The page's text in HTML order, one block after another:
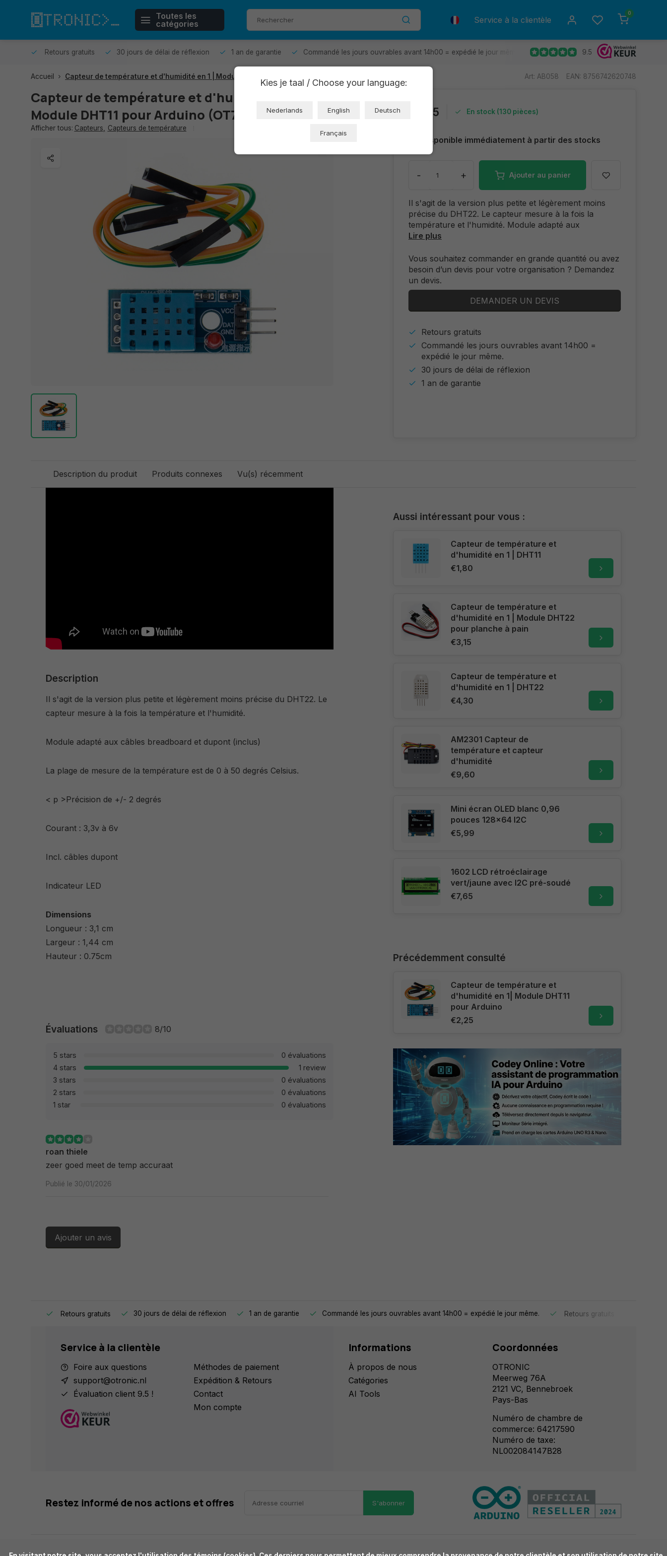
Toutes les
catégories
Service à la clientèle
0
Retours gratuits 30 jours de délai de réflexion 1 an de garantie Commandé les jours ouvrables avant 14h00 = expédié le jour même. Retours gratuits 30 jours de
9.5
Accueil Capteur de température et d'humidité en 1 | Module DHT11 pour Arduino Art: AB058 EAN: 8756742620748
Capteur de température et d'humidité en 1 |
Module DHT11 pour Arduino (OT714-D61)
Afficher tous: Capteurs Capteurs de température
€2,25 En stock (130 pièces)
Disponible immédiatement à partir des stocks
- + Ajouter au panier
Il s'agit de la version plus petite et légèrement moins
précise du DHT22. Le capteur mesure à la fois la
température et l'humidité. Module adapté aux
Lire plus
Vous souhaitez commander en grande quantité ou avez
besoin d’un devis pour votre organisation ? Demandez
un devis.
DEMANDER UN DEVIS
Retours gratuits
Commandé les jours ouvrables avant 14h00 =
expédié le jour même.
30 jours de délai de réflexion
1 an de garantie
Description du produit Produits connexes Vu(s) récemment
Description
Il s'agit de la version plus petite et légèrement moins précise du DHT22. Le
capteur mesure à la fois la température et l'humidité.
Module adapté aux câbles breadboard et dupont (inclus)
La plage de mesure de la température est de 0 à 50 degrés Celsius.
< p >Précision de +/- 2 degrés
Courant : 3,3v à 6v
Incl. câbles dupont
Indicateur LED
Dimensions
Longueur : 3,1 cm
Largeur : 1,44 cm
Hauteur : 0.75cm
Évaluations 8/10
5 stars
0 évaluations
4 stars
1 review
3 stars
0 évaluations
2 stars
0 évaluations
1 star
0 évaluations
roan thiele
zeer goed meet de temp accuraat
Publié le 30/01/2026
Ajouter un avis
Aussi intéressant pour vous :
Capteur de température et
d'humidité en 1 | DHT11
€1,80
Capteur de température et
d'humidité en 1 | Module DHT22
pour planche à pain
€3,15
Capteur de température et
d'humidité en 1 | DHT22
€4,30
AM2301 Capteur de
température et capteur
d'humidité
€9,60
Mini écran OLED blanc 0,96
pouces 128x64 I2C
€5,99
1602 LCD rétroéclairage
vert/jaune avec I2C pré-soudé
€7,65
Précédemment consulté
Capteur de température et
d'humidité en 1| Module DHT11
pour Arduino
€2,25
Kies je taal / Choose your language:
Nederlands English Deutsch
Français
Retours gratuits 30 jours de délai de réflexion 1 an de garantie Commandé les jours ouvrables avant 14h00 = expédié le jour même. Retours gratuits
Service à la clientèle
Foire aux questions
support@otronic.nl
Évaluation client 9.5 !
Méthodes de paiement
Expédition & Retours
Contact
Mon compte
Informations
À propos de nous
Catégories
AI Tools
Coordonnées
OTRONIC
Meerweg 76A
2121 VC, Bennebroek
Pays-Bas
Numéro de chambre de
commerce: 64217590
Numéro de taxe:
NL002084147B28
Restez informé de nos actions et offres S'abonner